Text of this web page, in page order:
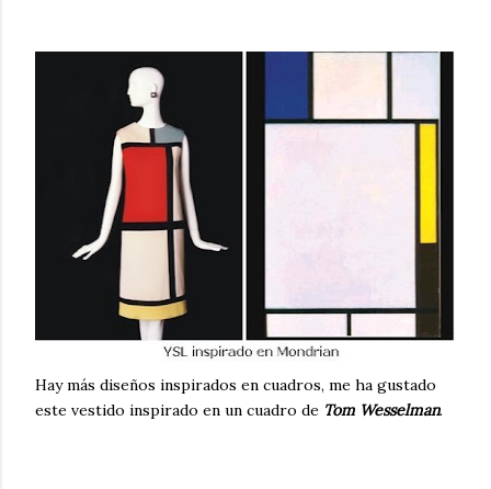
Hay más diseños inspirados en cuadros, me ha gustado
este vestido inspirado en un cuadro de Tom Wesselman.